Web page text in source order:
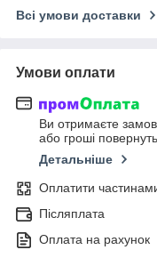
Всі умови доставки
Умови оплати
Ви отримаєте
або гроші
Детальніше
Оплатити
Післяплата
Оплата на рахунок